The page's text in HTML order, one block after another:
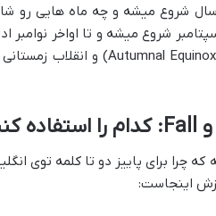
سال شروع میشه و چه ماه هایی رو
شروع میشه و تا اواخر
و Fall: کدام را استفاده
چرا برای پاییز دو تا کلمه توی
اینجاست: